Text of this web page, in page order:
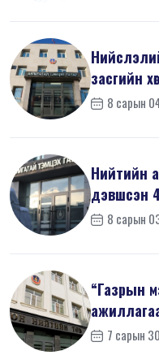
засгийн
хари...
8 сарын
Нийтийн
дэвшсэн
мэдүүл...
8 сарын
“Газрын
ажиллагаа, мэдээлэл
журам”-...
7 сарын